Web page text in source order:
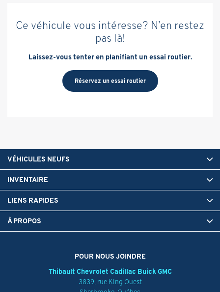
Ce véhicule vous intéresse? N’en restez
pas là!
Laissez-vous tenter en planifiant un essai routier.
Réservez un essai routier
POUR NOUS JOINDRE
Thibault Chevrolet Cadillac Buick GMC
3839, rue King Ouest
VÉHICULES NEUFS
INVENTAIRE
LIENS RAPIDES
À PROPOS